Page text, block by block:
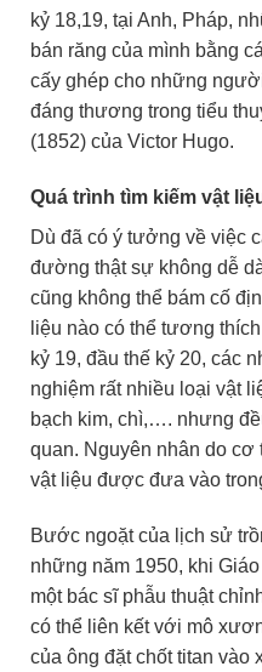
kỷ 18,19, tại Anh, Pháp,
bán răng của mình bằng
cấy ghép cho những
đáng thương trong tiểu
(1852) của Victor Hugo.
Quá trình tìm kiếm vật
Dù đã có ý tưởng về việc
đường thật sự không dễ
cũng không thể bám cố
liệu nào có thể tương
kỷ 19, đầu thế kỷ 20, các
nghiệm rất nhiều loại vật
bạch kim, chì,…. nhưng
quan. Nguyên nhân do
vật liệu được đưa vào
Bước ngoặt của lịch sử
những năm 1950, khi
một bác sĩ phẫu thuật
có thể liên kết với mô
của ông đặt chốt titan vào